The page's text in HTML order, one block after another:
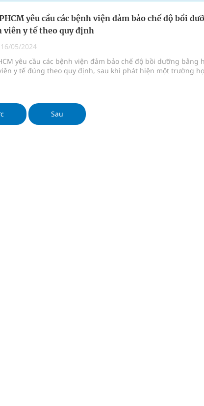
mới của Việt Nam
hai cấp trong quản lý hoạt động nha khoa,
lực cho môi trường và cộng đồng
yêu cầu các bệnh viện đảm bảo chế độ bồi
viên y tế theo quy định
16/05/2024
yêu cầu các bệnh viện đảm bảo chế độ bồi dưỡng bằng
y tế đúng theo quy định, sau khi phát hiện một trường
Sau